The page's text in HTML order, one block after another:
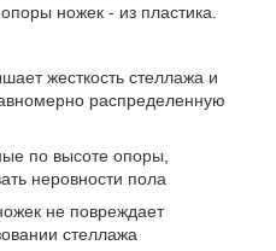
ножек - из пластика.
жесткость стеллажа и
распределенную
по высоте опоры,
неровности пола
не повреждает
стеллажа